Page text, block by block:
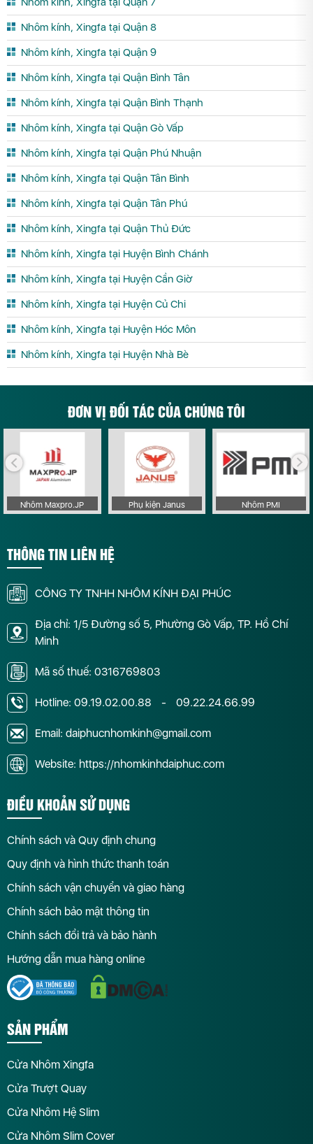
Nhôm kính, Xingfa tại Quận 8
Nhôm kính, Xingfa tại Quận 9
Nhôm kính, Xingfa tại Quận Bình Tân
Nhôm kính, Xingfa tại Quận Bình Thạnh
Nhôm kính, Xingfa tại Quận Gò Vấp
Nhôm kính, Xingfa tại Quận Phú Nhuận
Nhôm kính, Xingfa tại Quận Tân Bình
Nhôm kính, Xingfa tại Quận Tân Phú
Nhôm kính, Xingfa tại Quận Thủ Đức
Nhôm kính, Xingfa tại Huyện Bình Chánh
Nhôm kính, Xingfa tại Huyện Cần Giờ
Nhôm kính, Xingfa tại Huyện Củ Chi
Nhôm kính, Xingfa tại Huyện Hóc Môn
Nhôm kính, Xingfa tại Huyện Nhà Bè
ĐƠN VỊ ĐỐI TÁC CỦA CHÚNG TÔI
Nhôm Maxpro.JP Phụ kiện Janus Nhôm PMI
THÔNG TIN LIÊN HỆ
CÔNG TY TNHH NHÔM KÍNH ĐẠI PHÚC
Địa chỉ: 1/5 Đường số 5, Phường Gò Vấp, TP. Hồ Chí
Minh
Mã số thuế: 0316769803
Hotline: 09.19.02.00.88 - 09.22.24.66.99
Email: daiphucnhomkinh@gmail.com
Website: https://nhomkinhdaiphuc.com
ĐIỀU KHOẢN SỬ DỤNG
Chính sách và Quy định chung
Quy định và hình thức thanh toán
Chính sách vận chuyển và giao hàng
Chính sách bảo mật thông tin
Chính sách đổi trả và bảo hành
Hướng dẫn mua hàng online
SẢN PHẨM
Cửa Nhôm Xingfa
Cửa Trượt Quay
Cửa Nhôm Hệ Slim
Cửa Nhôm Slim Cover